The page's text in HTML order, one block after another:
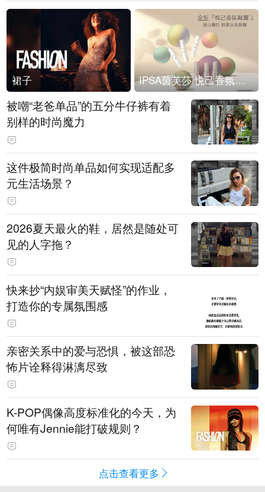
裙子 IPSA茵芙莎 悦己香氛凝露上市
被嘲“老爸单品”的五分牛仔裤有着
别样的时尚魔力
这件极简时尚单品如何实现适配多
元生活场景？
2026夏天最火的鞋，居然是随处可
见的人字拖？
快来抄“内娱审美天赋怪”的作业，
打造你的专属氛围感
亲密关系中的爱与恐惧，被这部恐
怖片诠释得淋漓尽致
K-POP偶像高度标准化的今天，为
何唯有Jennie能打破规则？
点击查看更多